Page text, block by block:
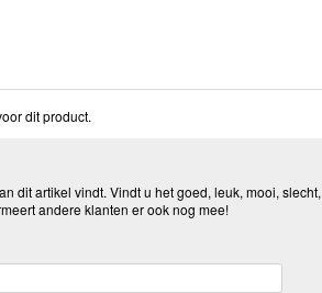
dit product.
dit artikel vindt. Vindt u het goed, leuk, mooi,
andere klanten er ook nog mee!